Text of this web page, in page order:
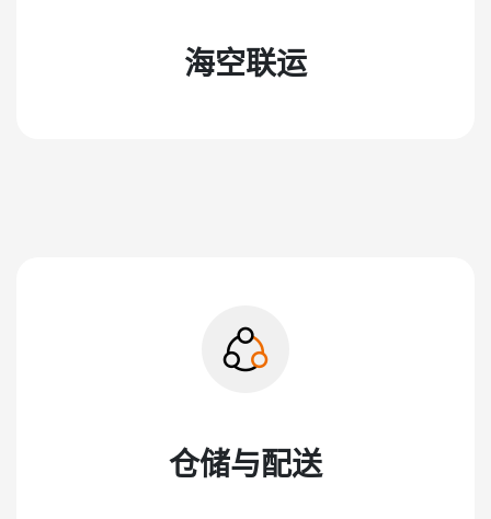
海空联运
仓储与配送